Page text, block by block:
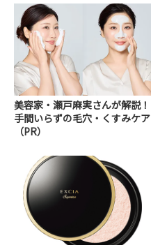
美容家・瀬戸麻実さんが解説！
手間いらずの毛穴・くすみケア
（PR）